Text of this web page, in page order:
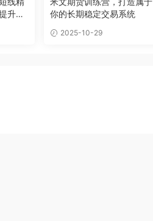
升
你的长期稳定交易系统
2025-10-29